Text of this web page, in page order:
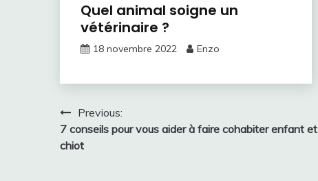
Quel animal soigne un
vétérinaire ?
18 novembre 2022 Enzo
Navigation
de
Previous:
7 conseils pour vous aider à faire cohabiter enfant et
chiot